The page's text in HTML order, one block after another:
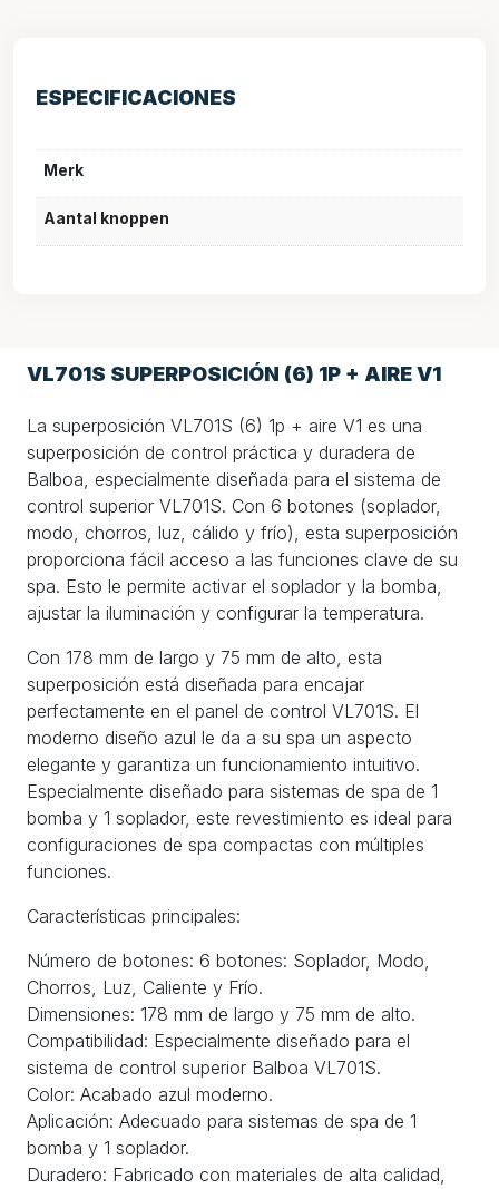
ESPECIFICACIONES
Merk
Aantal knoppen
VL701S SUPERPOSICIÓN (6) 1P + AIRE V1
La superposición VL701S (6) 1p + aire V1 es una
superposición de control práctica y duradera de
Balboa, especialmente diseñada para el sistema de
control superior VL701S. Con 6 botones (soplador,
modo, chorros, luz, cálido y frío), esta superposición
proporciona fácil acceso a las funciones clave de su
spa. Esto le permite activar el soplador y la bomba,
ajustar la iluminación y configurar la temperatura.
Con 178 mm de largo y 75 mm de alto, esta
superposición está diseñada para encajar
perfectamente en el panel de control VL701S. El
moderno diseño azul le da a su spa un aspecto
elegante y garantiza un funcionamiento intuitivo.
Especialmente diseñado para sistemas de spa de 1
bomba y 1 soplador, este revestimiento es ideal para
configuraciones de spa compactas con múltiples
funciones.
Características principales:
Número de botones: 6 botones: Soplador, Modo,
Chorros, Luz, Caliente y Frío.
Dimensiones: 178 mm de largo y 75 mm de alto.
Compatibilidad: Especialmente diseñado para el
sistema de control superior Balboa VL701S.
Color: Acabado azul moderno.
Aplicación: Adecuado para sistemas de spa de 1
bomba y 1 soplador.
Duradero: Fabricado con materiales de alta calidad,